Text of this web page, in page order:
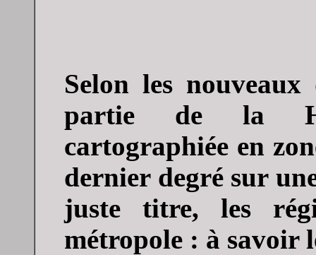
Selon les
partie de la
cartographiée en
dernier degré sur
juste titre, les
métropole : à savoir